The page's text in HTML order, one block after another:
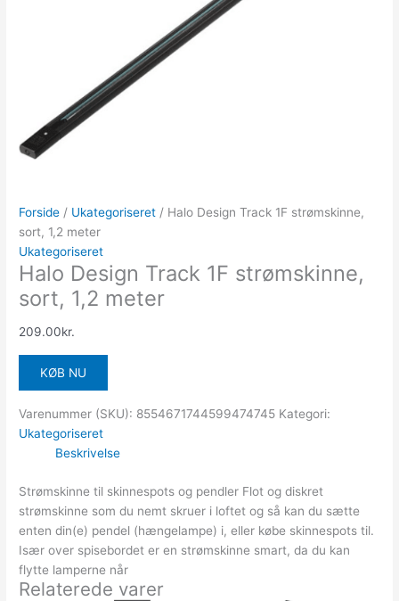
Forside / Ukategoriseret / Halo Design Track 1F strømskinne,
sort, 1,2 meter
Ukategoriseret
Halo Design Track 1F strømskinne,
sort, 1,2 meter
209.00kr.
KØB NU
Varenummer (SKU): 8554671744599474745 Kategori:
Ukategoriseret
Beskrivelse
Strømskinne til skinnespots og pendler Flot og diskret
strømskinne som du nemt skruer i loftet og så kan du sætte
enten din(e) pendel (hængelampe) i, eller købe skinnespots til.
Især over spisebordet er en strømskinne smart, da du kan
flytte lamperne når
Relaterede varer